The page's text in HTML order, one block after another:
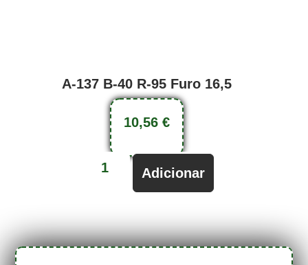
A-137 B-40 R-95 Furo 16,5
10,56€
Adicionar